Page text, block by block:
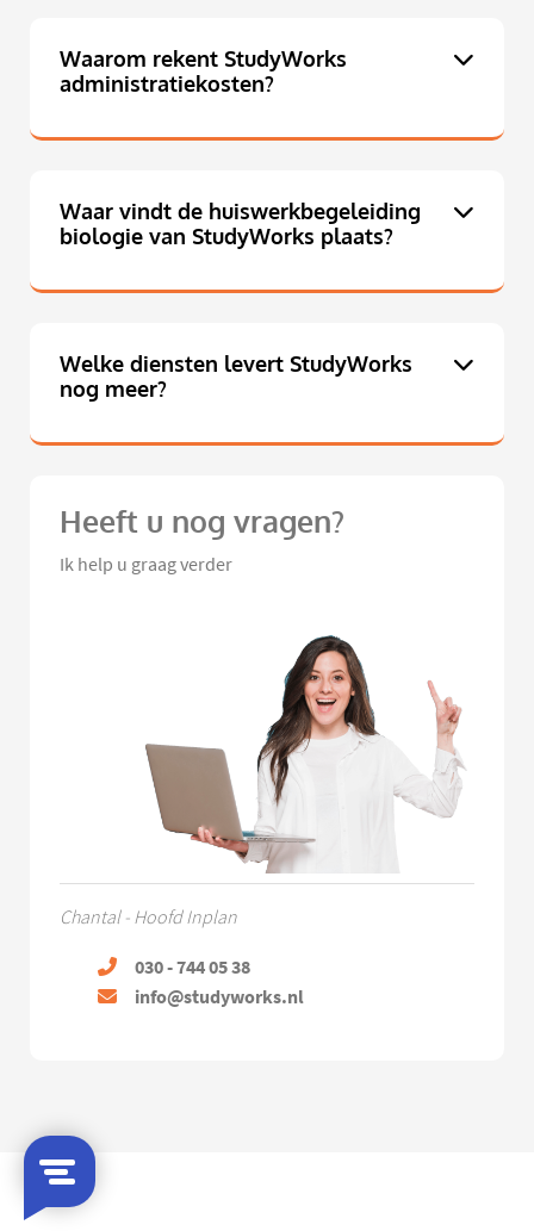
Waarom rekent StudyWorks
administratiekosten?
Waar vindt de huiswerkbegeleiding
biologie van StudyWorks plaats?
Welke diensten levert StudyWorks
nog meer?
Heeft u nog vragen?
Ik help u graag verder
Chantal - Hoofd Inplan
030 - 744 05 38
info@studyworks.nl